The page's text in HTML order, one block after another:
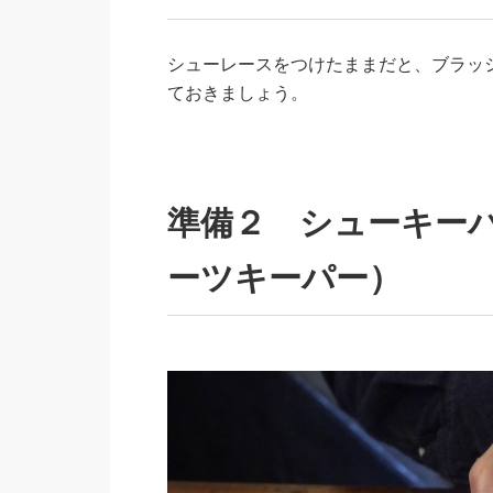
シューレースをつけたままだと、ブラ
ておきましょう。
準備２ シューキー
ーツキーパー）